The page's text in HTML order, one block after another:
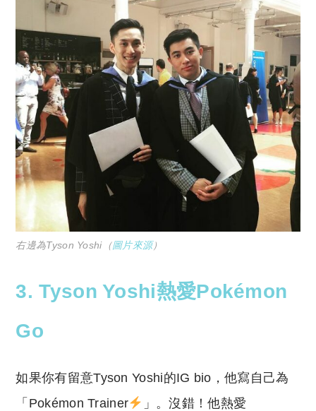
右邊為Tyson Yoshi（圖片來源）
3. Tyson Yoshi熱愛Pokémon
Go
如果你有留意Tyson Yoshi的IG bio，他寫自己為
「Pokémon Trainer
」。沒錯！他熱愛